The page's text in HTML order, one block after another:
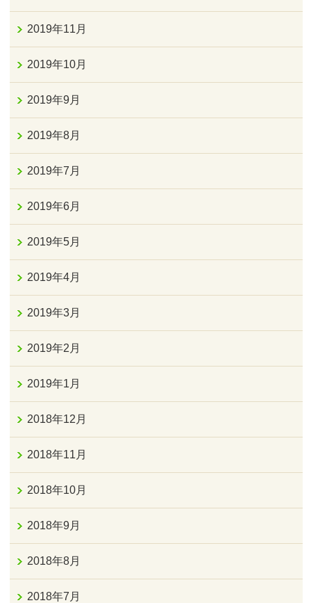
2019年11月
2019年10月
2019年9月
2019年8月
2019年7月
2019年6月
2019年5月
2019年4月
2019年3月
2019年2月
2019年1月
2018年12月
2018年11月
2018年10月
2018年9月
2018年8月
2018年7月